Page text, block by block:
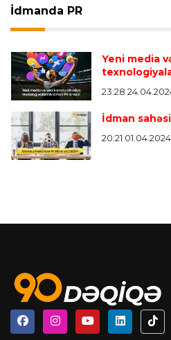
İdmanda PR
Yeni media
23:28
İdman
20:21 01.04.2024